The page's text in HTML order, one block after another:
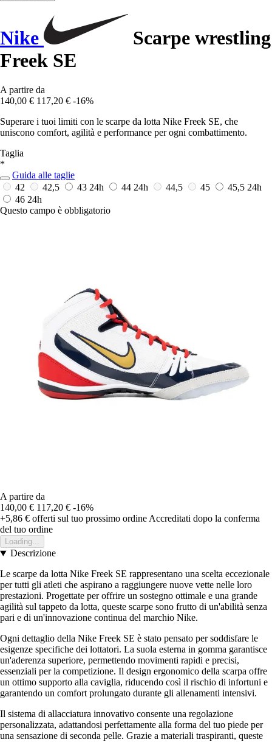
Nike
Scarpe wrestling
Freek SE
A partire da
140,00 € 117,20 € -16%
Superare i tuoi limiti con le scarpe da lotta Nike Freek SE, che
uniscono comfort, agilità e performance per ogni combattimento.
Taglia
*
Guida alle taglie
42
42,5 43 24h 44 24h 44,5 45 45,5 24h
46 24h
Questo campo è obbligatorio
A partire da
140,00 € 117,20 € -16%
+5,86 € offerti sul tuo prossimo ordineAccreditati dopo la conferma
del tuo ordine
Loading...
Descrizione
Le scarpe da lotta Nike Freek SE rappresentano una scelta eccezionale
per tutti gli atleti che aspirano a raggiungere nuove vette nelle loro
prestazioni. Progettate per offrire un sostegno ottimale e una grande
agilità sul tappeto da lotta, queste scarpe sono frutto di un'abilità senza
pari e di un'innovazione continua del marchio Nike.
Ogni dettaglio della Nike Freek SE è stato pensato per soddisfare le
esigenze specifiche dei lottatori. La suola esterna in gomma garantisce
un'aderenza superiore, permettendo movimenti rapidi e precisi,
essenziali per la competizione. Il design ergonomico della scarpa offre
un ottimo supporto alla caviglia, riducendo così il rischio di infortuni e
garantendo un comfort prolungato durante gli allenamenti intensivi.
Il sistema di allacciatura innovativo consente una regolazione
personalizzata, adattandosi perfettamente alla forma del tuo piede per
una sensazione di seconda pelle. Grazie a materiali traspiranti, queste